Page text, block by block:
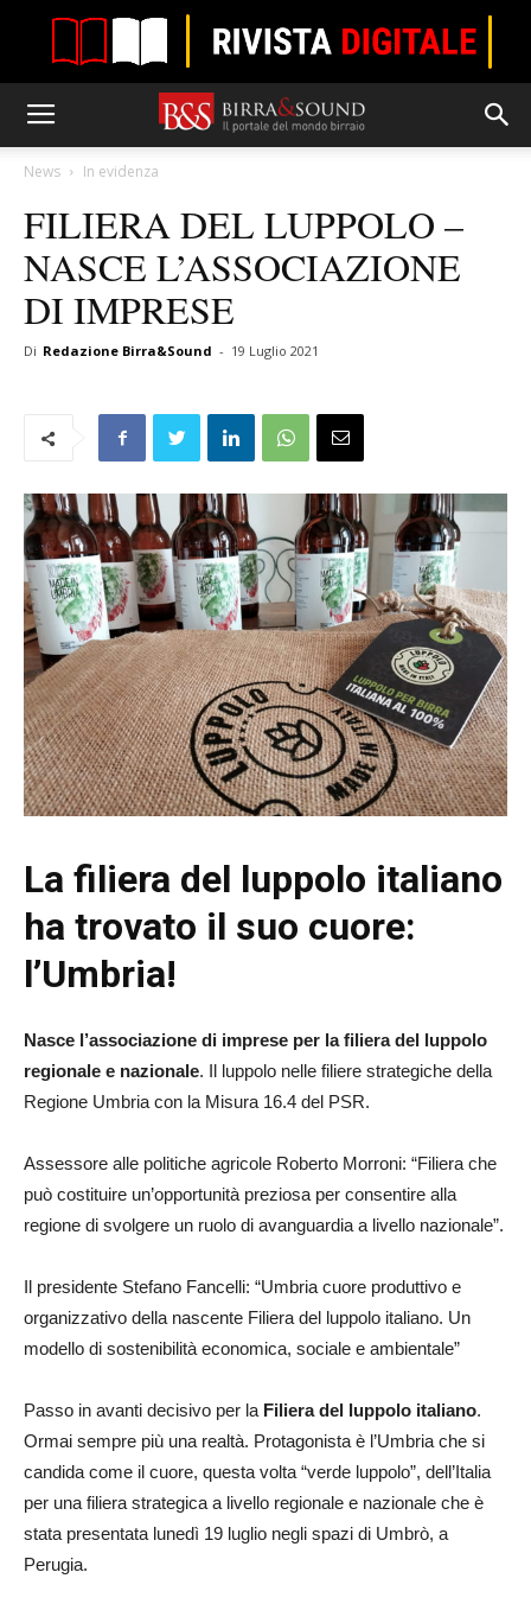
News In evidenza
FILIERA DEL LUPPOLO –
NASCE L’ASSOCIAZIONE
DI IMPRESE
Di Redazione Birra&Sound - 19 Luglio 2021
La filiera del luppolo italiano
ha trovato il suo cuore:
l’Umbria!
Nasce l’associazione di imprese per la filiera del luppolo
regionale e nazionale. Il luppolo nelle filiere strategiche della
Regione Umbria con la Misura 16.4 del PSR.
Assessore alle politiche agricole Roberto Morroni: “Filiera che
può costituire un’opportunità preziosa per consentire alla
regione di svolgere un ruolo di avanguardia a livello nazionale”.
Il presidente Stefano Fancelli: “Umbria cuore produttivo e
organizzativo della nascente Filiera del luppolo italiano. Un
modello di sostenibilità economica, sociale e ambientale”
Passo in avanti decisivo per la Filiera del luppolo italiano.
Ormai sempre più una realtà. Protagonista è l’Umbria che si
candida come il cuore, questa volta “verde luppolo”, dell’Italia
per una filiera strategica a livello regionale e nazionale che è
stata presentata lunedì 19 luglio negli spazi di Umbrò, a
Perugia.